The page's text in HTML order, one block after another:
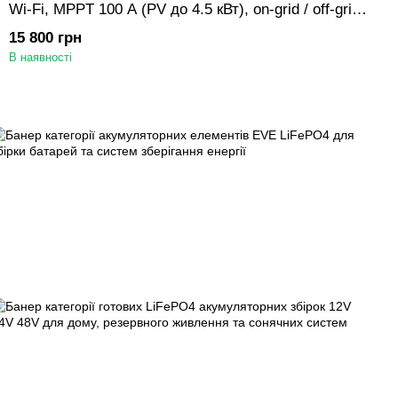
Wi-Fi, MPPT 100 A (PV до 4.5 кВт), on-grid / off-grid,
чиста синусоїда
15 800 грн
В наявності